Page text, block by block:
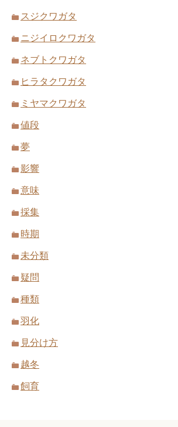
スジクワガタ
ニジイロクワガタ
ネブトクワガタ
ヒラタクワガタ
ミヤマクワガタ
値段
夢
影響
意味
採集
時期
未分類
疑問
種類
羽化
見分け方
越冬
飼育